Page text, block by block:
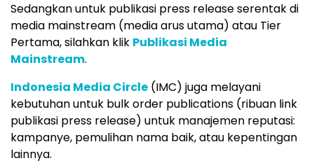
Sedangkan untuk publikasi press release serentak di
media mainstream (media arus utama) atau Tier
Pertama, silahkan klik Publikasi Media
Mainstream.
Indonesia Media Circle (IMC) juga melayani
kebutuhan untuk bulk order publications (ribuan link
publikasi press release) untuk manajemen reputasi:
kampanye, pemulihan nama baik, atau kepentingan
lainnya.